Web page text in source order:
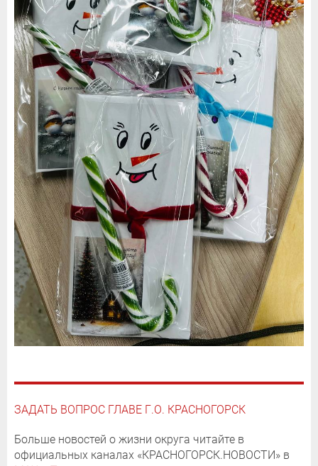
ЗАДАТЬ ВОПРОС ГЛАВЕ Г.О. КРАСНОГОРСК
Больше новостей о жизни округа читайте в
официальных каналах «КРАСНОГОРСК.НОВОСТИ» в